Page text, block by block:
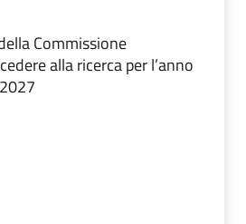
Commissione
alla ricerca per l’anno